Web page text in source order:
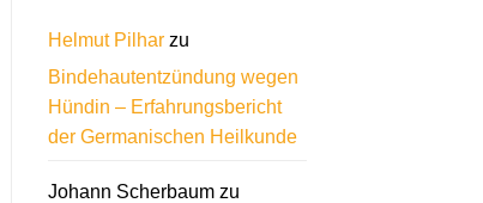
Helmut Pilharzu
Bindehautentzündung wegen
Hündin – Erfahrungsbericht
der Germanischen Heilkunde
Johann Scherbaumzu